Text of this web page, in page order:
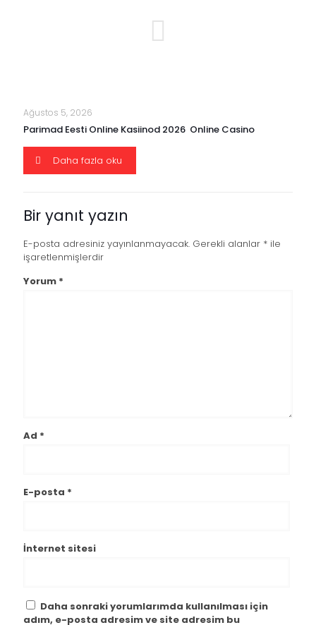
Ağustos 5, 2026
Parimad Eesti Online Kasiinod 2026 ️ Online Casino
Daha fazla oku
Bir yanıt yazın
E-posta adresiniz yayınlanmayacak. Gerekli alanlar * ile
işaretlenmişlerdir
Yorum *
Ad *
E-posta *
İnternet sitesi
Daha sonraki yorumlarımda kullanılması için
adım, e-posta adresim ve site adresim bu